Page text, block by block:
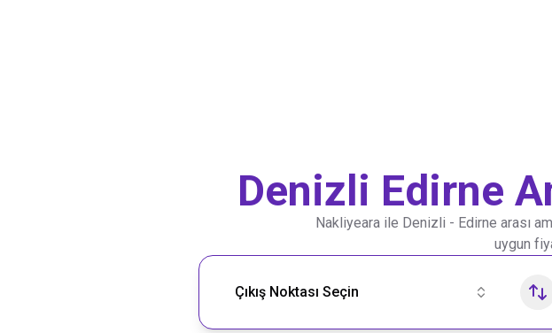
Denizli Edirne
Nakliyeara ile Denizli - Edirne arası
uygun
Nakliye Rotası Ara
Çıkış Noktası Seçin